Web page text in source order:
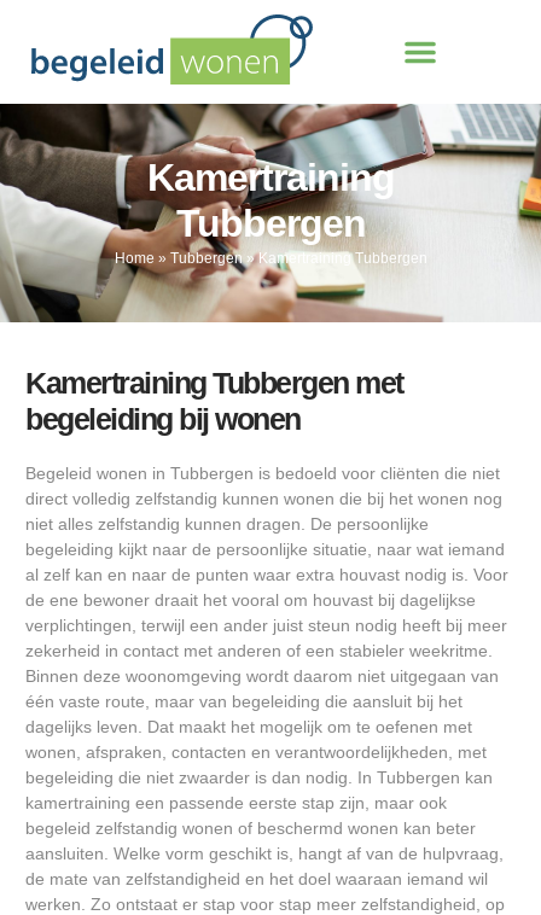
Kamertraining
Tubbergen
Home » Tubbergen»Kamertraining Tubbergen
Kamertraining Tubbergen met
begeleiding bij wonen
Begeleid wonen in Tubbergen is bedoeld voor cliënten die niet
direct volledig zelfstandig kunnen wonen die bij het wonen nog
niet alles zelfstandig kunnen dragen. De persoonlijke
begeleiding kijkt naar de persoonlijke situatie, naar wat iemand
al zelf kan en naar de punten waar extra houvast nodig is. Voor
de ene bewoner draait het vooral om houvast bij dagelijkse
verplichtingen, terwijl een ander juist steun nodig heeft bij meer
zekerheid in contact met anderen of een stabieler weekritme.
Binnen deze woonomgeving wordt daarom niet uitgegaan van
één vaste route, maar van begeleiding die aansluit bij het
dagelijks leven. Dat maakt het mogelijk om te oefenen met
wonen, afspraken, contacten en verantwoordelijkheden, met
begeleiding die niet zwaarder is dan nodig. In Tubbergen kan
kamertraining een passende eerste stap zijn, maar ook
begeleid zelfstandig wonen of beschermd wonen kan beter
aansluiten. Welke vorm geschikt is, hangt af van de hulpvraag,
de mate van zelfstandigheid en het doel waaraan iemand wil
werken. Zo ontstaat er stap voor stap meer zelfstandigheid, op